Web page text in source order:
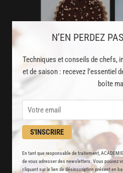
N’EN PERDEZ
Techniques et conseils de chefs,
et de saison : recevez l’essentiel
boîte
S'INSCRIRE
En tant que responsable de traitement,
de vous adresser des newsletters. Vous pouvez
cliquant sur le lien de désinscription présent en
AVEC VOTRE
LA CUISINE DES CHEFS,